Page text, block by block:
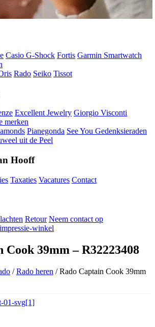
Casio G-Shock Fortis Garmin Smartwatch
Rado Seiko Tissot
Excellent Jewelry Giorgio Visconti
merken
Pianegonda See You Gedenksieraden
uit de Peel
Hooff
Taxaties Vacatures Contact
Retour Neem contact op
Cook 39mm – R32223408
/Rado heren / Rado Captain Cook 39mm